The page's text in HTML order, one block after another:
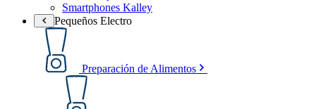
Smartphones Kalley
Pequeños Electro
Preparación de Alimentos